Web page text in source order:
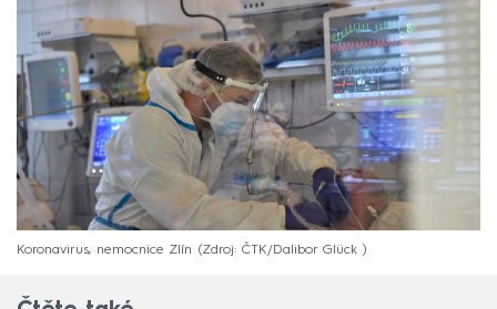
Koronavirus, nemocnice Zlín Zdroj: ČTK/Dalibor Glück